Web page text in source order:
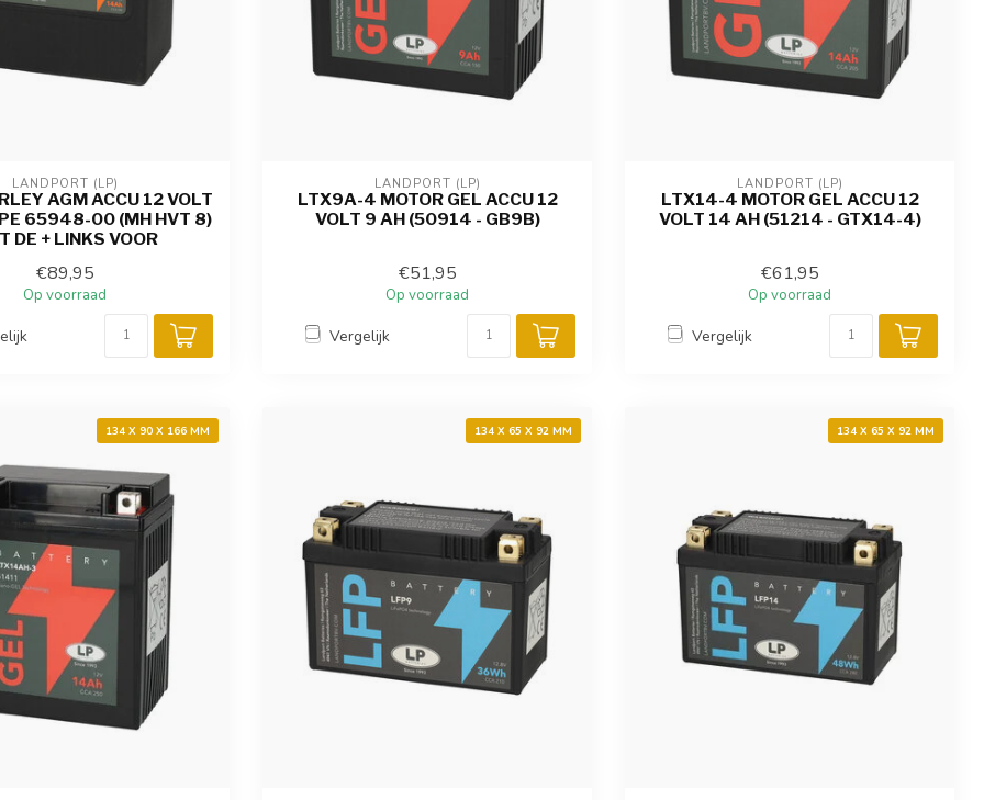
LANDPORT (LP)
AGM ACCU 12 VOLT
65948-00 (MH HVT 8)
DE + LINKS VOOR
€89,95
Op voorraad
LANDPORT (LP)
LTX9A-4 MOTOR GEL ACCU 12
VOLT 9 AH (50914 - GB9B)
€51,95
Op voorraad
Vergelijk
LANDPORT (LP)
LTX14-4 MOTOR GEL ACCU 12
VOLT 14 AH (51214 - GTX14-4)
€61,95
Op voorraad
Vergelijk
134 X 90 X 166 MM 134 X 65 X 92 MM 134 X 65 X 92 MM